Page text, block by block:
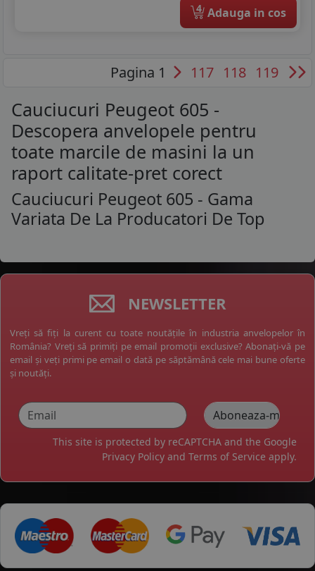
4 Adauga in cos
Pagina 1 117 118 119
Cauciucuri Peugeot 605 -
Descopera anvelopele pentru
toate marcile de masini la un
raport calitate-pret corect
Cauciucuri Peugeot 605 - Gama
Variata De La Producatori De Top
NEWSLETTER
Vreți să fiți la curent cu toate noutățile în industria anvelopelor în
România? Vreți să primiți pe email promoții exclusive? Abonați-vă pe
email și veți primi pe email o dată pe săptămână cele mai bune oferte
și noutăți.
This site is protected by reCAPTCHA and the Google
Privacy Policy and Terms of Service apply.